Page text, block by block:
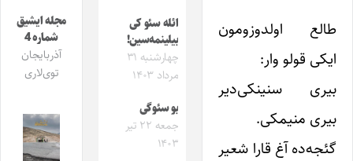
طالع اولدوزومون
ایکی قولو وار:
بیری سنینکی‌دیر
بیری منیمکی.
گئجه‌ده آغ قارا شعیر
ائله سئو کی
بیلینمه‌سین!
چهارشنبه ۳۱
مرداد ۱۴۰۳
بو سئوگی
جمعه ۲۲ تیر
۱۴۰۳
مجله ایشیق
شماره 4
آذربایجان
توی‌لاری